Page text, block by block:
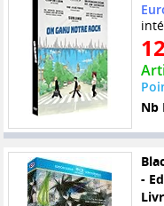
Nb
-